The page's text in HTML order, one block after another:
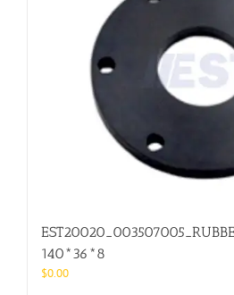
140*36*8
$0.00